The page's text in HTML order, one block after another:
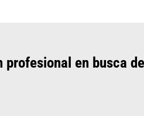
profesional en busca